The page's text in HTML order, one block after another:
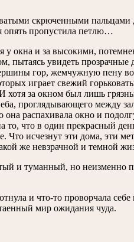
скрюченными пальцами
опять пропустила петлю…
у окна и за высокими,
пытаясь увидеть прозрачные
гор, жемчужную пену
играет свежий
хотя за окном был лишь
проглядывающего между
распахивала окно и
что в один прекрасный
Что исчезнут эти дома, эти
же невзрачной и темной
и туманный, но неизменно
и что-то проворчала
мир ожидания чуда.